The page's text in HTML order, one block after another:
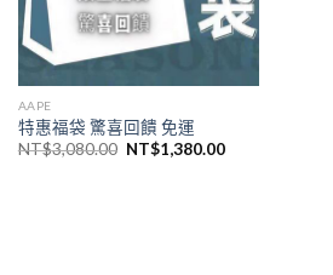
AAPE
特惠福袋 驚喜回饋 免運
NT$3,080.00 NT$1,380.00